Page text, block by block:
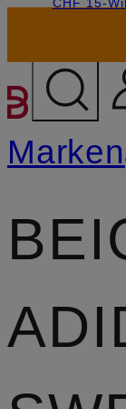
ZUM
Marken